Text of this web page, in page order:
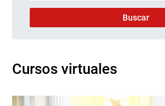
Cursos virtuales